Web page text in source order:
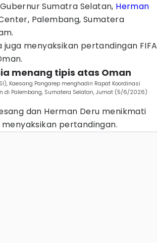
Sumatra Selatan, Herman
Palembang, Sumatera
menyaksikan pertandingan FIFA
menang tipis atas Oman
Kaesang Pangarep menghadiri Rapat Koordinasi
di Palembang, Sumatera Selatan, Jumat (5/6/2026)
dan Herman Deru menikmati
pertandingan.